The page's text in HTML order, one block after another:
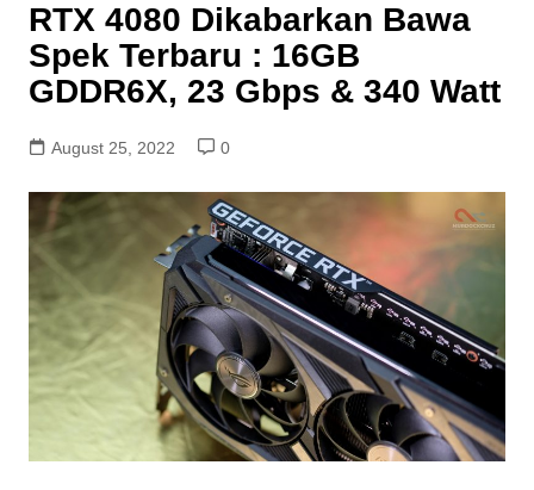
RTX 4080 Dikabarkan Bawa
Spek Terbaru : 16GB
GDDR6X, 23 Gbps & 340 Watt
August 25, 2022 0